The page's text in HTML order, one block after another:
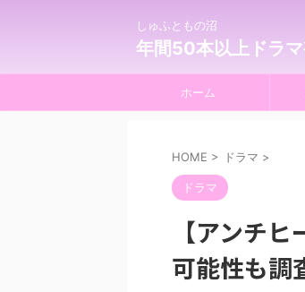
しゅふともの沼
年間50本以上ドラ
ホーム
HOME > ドラマ >
ドラマ
【アンチ
可能性も調